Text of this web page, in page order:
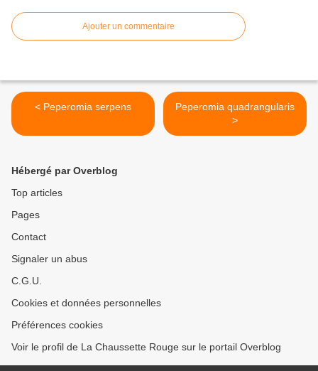
Ajouter un commentaire
< Peperomia serpens
Peperomia quadrangularis
>
Hébergé par Overblog
Top articles
Pages
Contact
Signaler un abus
C.G.U.
Cookies et données personnelles
Préférences cookies
Voir le profil de La Chaussette Rouge sur le portail Overblog